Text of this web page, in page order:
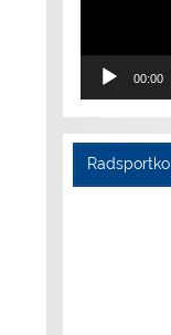
00:00